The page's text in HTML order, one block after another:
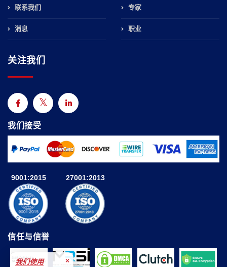
联系我们
消息
专家
职业
关注我们
我们接受
9001:2015 27001:2013
信任与信誉
我们使用 ×